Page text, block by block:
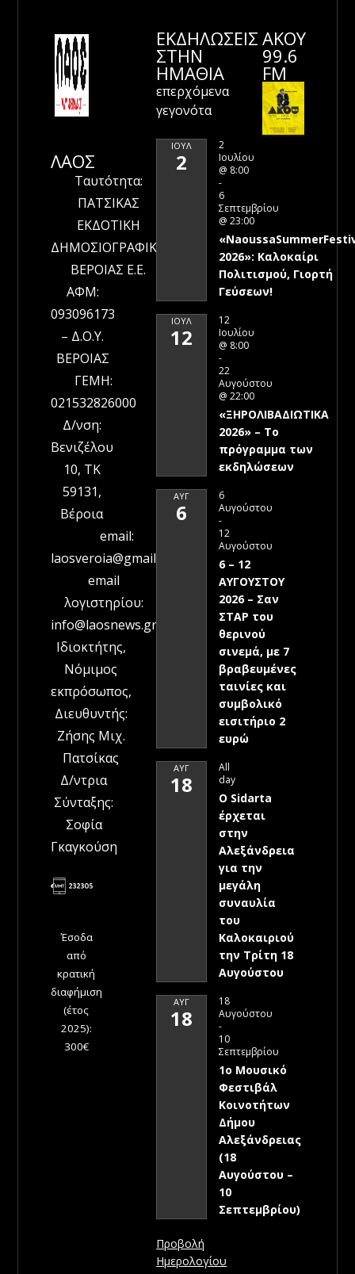
ΛΑΟΣ
Ταυτότητα:
ΠΑΤΣΙΚΑΣ
ΕΚΔΟΤΙΚΗ
ΔΗΜΟΣΙΟΓΡΑΦΙΚΗ
ΒΕΡΟΙΑΣ Ε.Ε.
ΑΦΜ:
093096173
– Δ.Ο.Υ.
ΒΕΡΟΙΑΣ
ΓΕΜΗ:
021532826000
Δ/νση:
Βενιζέλου
10, ΤΚ
59131,
Βέροια
email:
laosveroia@gmail.com
email
λογιστηρίου:
info@laosnews.gr
Ιδιοκτήτης,
Νόμιμος
εκπρόσωπος,
Διευθυντής:
Ζήσης Μιχ.
Πατσίκας
Δ/ντρια
Σύνταξης:
Σοφία
Γκαγκούση
Έσοδα
από
κρατική
διαφήμιση
(έτος
2025):
300€
ΕΚΔΗΛΩΣΕΙΣ
ΣΤΗΝ
ΗΜΑΘΊΑ
επερχόμενα
γεγονότα
ΙΟΎΛ
2
2
Ιουλίου
@ 8:00
-
6
Σεπτεμβρίου
@ 23:00
2026»: Καλοκαίρι
Πολιτισμού, Γιορτή
Γεύσεων!
ΙΟΎΛ
12
12
Ιουλίου
@ 8:00
-
22
Αυγούστου
@ 22:00
«ΞΗΡΟΛΙΒΑΔΙΩΤΙΚΑ
2026» – To
πρόγραμμα των
εκδηλώσεων
ΑΥΓ
6
6
Αυγούστου
-
12
Αυγούστου
6 – 12
ΑΥΓΟΥΣΤΟΥ
2026 – Σαν
ΣΤΑΡ του
θερινού
σινεμά, με 7
βραβευμένες
ταινίες και
συμβολικό
εισιτήριο 2
ευρώ
ΑΥΓ
18
All
day
Ο Sidarta
έρχεται
στην
Αλεξάνδρεια
για την
μεγάλη
συναυλία
του
Καλοκαιριού
την Τρίτη 18
Αυγούστου
ΑΥΓ
18
18
Αυγούστου
-
10
Σεπτεμβρίου
1ο Μουσικό
Φεστιβάλ
Κοινοτήτων
Δήμου
Αλεξάνδρειας
(18
Αυγούστου –
10
Σεπτεμβρίου)
ΑΚΟΥ
99.6
FM